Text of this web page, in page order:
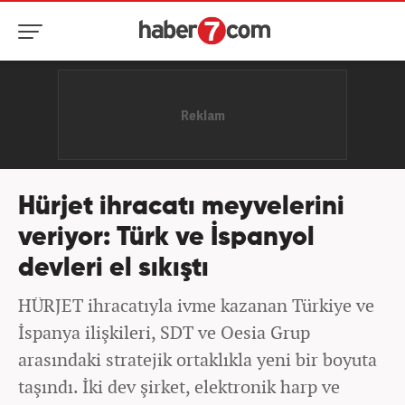
Hürjet ihracatı meyvelerini
veriyor: Türk ve İspanyol
devleri el sıkıştı
HÜRJET ihracatıyla ivme kazanan Türkiye ve
İspanya ilişkileri, SDT ve Oesia Grup
arasındaki stratejik ortaklıkla yeni bir boyuta
taşındı. İki dev şirket, elektronik harp ve